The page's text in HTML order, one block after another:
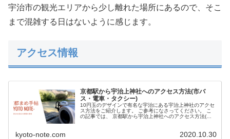
宇治市の観光エリアから少し離れた場所にあるので、そこ
まで混雑する日はないように感じます。
アクセス情報
京都駅から宇治上神社へのアクセス方法(市バ
ス・電車・タクシー)
10円玉のデザインで有名な宇治にある宇治上神社のアクセ
ス方法をご紹介します。 ご参考になさってください。 こ
の記事では、 京都駅から宇治上神社へのアクセス方法(市
kyoto-note.com 2020.10.30